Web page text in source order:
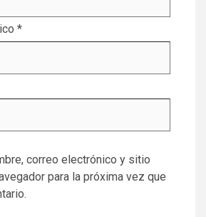
*
correo electrónico y sitio
para la próxima vez que